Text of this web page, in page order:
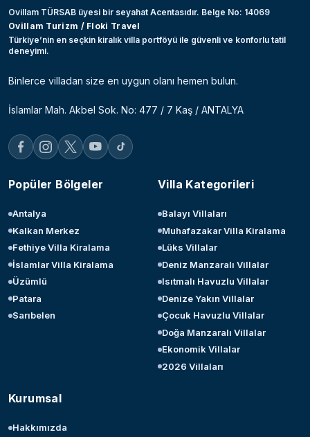
Ovillam TÜRSAB üyesi bir seyahat Acentasıdır. Belge No: 14069
Ovillam Turizm / Floki Travel
Türkiye’nin en seçkin kiralık villa portföyü ile güvenli ve konforlu tatil
deneyimi.
Binlerce villadan size en uygun olanı hemen bulun.
İslamlar Mah. Akbel Sok. No: 477 / 7 Kaş / ANTALYA
Popüler Bölgeler
Antalya
Kalkan Merkez
Fethiye Villa Kiralama
İslamlar Villa Kiralama
Üzümlü
Patara
Sarıbelen
Villa Kategorileri
Balayı Villaları
Muhafazakar Villa Kiralama
Lüks Villalar
Deniz Manzaralı Villalar
Isıtmalı Havuzlu Villalar
Denize Yakın Villalar
Çocuk Havuzlu Villalar
Doğa Manzaralı Villalar
Ekonomik Villalar
2026 Villaları
Kurumsal
Hakkımızda